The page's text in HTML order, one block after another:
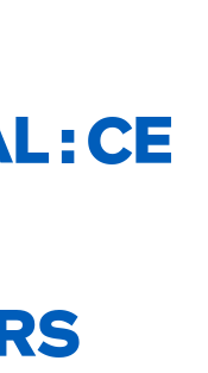
: CE